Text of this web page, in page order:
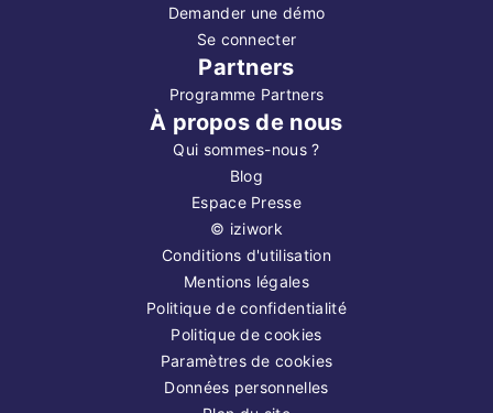
Demander une démo
Se connecter
Partners
Programme Partners
À propos de nous
Qui sommes-nous ?
Blog
Espace Presse
© iziwork
Conditions d'utilisation
Mentions légales
Politique de confidentialité
Politique de cookies
Paramètres de cookies
Données personnelles